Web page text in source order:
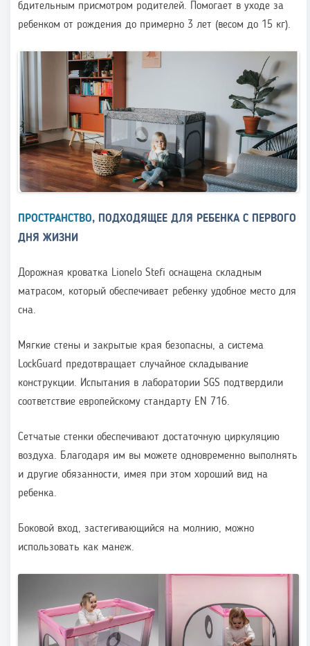
бдительным присмотром родителей. Помогает в уходе за
ребенком от рождения до примерно 3 лет (весом до 15 кг).
ПРОСТРАНСТВО, ПОДХОДЯЩЕЕ ДЛЯ РЕБЕНКА С ПЕРВОГО
ДНЯ ЖИЗНИ
Дорожная кроватка Lionelo Stefi оснащена складным
матрасом, который обеспечивает ребенку удобное место для
сна.
Мягкие стены и закрытые края безопасны, а система
LockGuard предотвращает случайное складывание
конструкции. Испытания в лаборатории SGS подтвердили
соответствие европейскому стандарту EN 716.
Сетчатые стенки обеспечивают достаточную циркуляцию
воздуха. Благодаря им вы можете одновременно выполнять
и другие обязанности, имея при этом хороший вид на
ребенка.
Боковой вход, застегивающийся на молнию, можно
использовать как манеж.